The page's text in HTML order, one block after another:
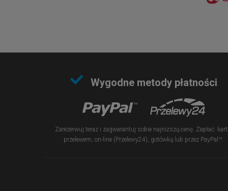
Wygodne metody płatności
Zarezerwuj teraz i zagwarantuj sobie najniższą cenę. Zapłać:
przelewem, on-line (Przelewy24), gotówką lub przez PayPal™.